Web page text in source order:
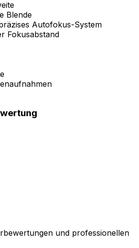
Blende
Autofokus-System
Fokusabstand
und professionellen